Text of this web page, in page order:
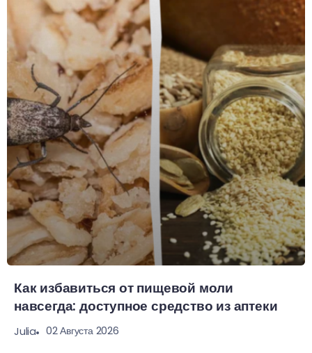
Как избавиться от пищевой моли
навсегда: доступное средство из аптеки
Julia 02 Августа 2026